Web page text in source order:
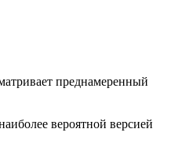
преднамеренный
вероятной версией